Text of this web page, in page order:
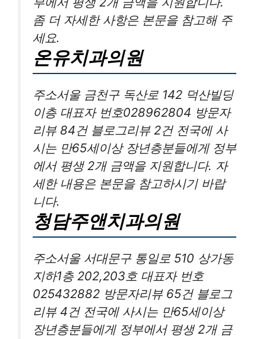
좀 더 자세한 사항은 본문을 참고해 주
세요.
온유치과의원
주소서울 금천구 독산로 142 덕산빌딩
이층 대표자 번호028962804 방문자
리뷰 84건 블로그리뷰 2건 전국에 사
시는 만65세이상 장년층분들에게 정부
에서 평생 2개 금액을 지원합니다. 자
세한 내용은 본문을 참고하시기 바랍
니다.
청담주앤치과의원
주소서울 서대문구 통일로 510 상가동
지하1층 202,203호 대표자 번호
025432882 방문자리뷰 65건 블로그
리뷰 4건 전국에 사시는 만65세이상
장년층분들에게 정부에서 평생 2개 금